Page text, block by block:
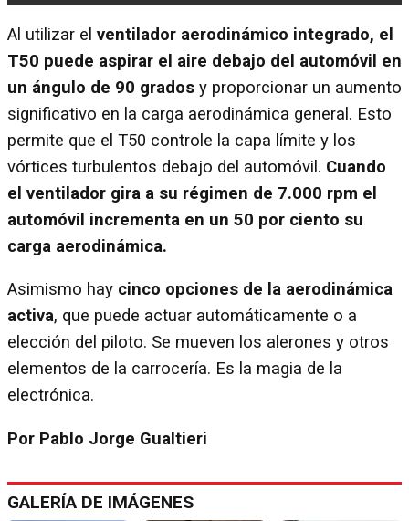
Al utilizar el ventilador aerodinámico integrado, el
T50 puede aspirar el aire debajo del automóvil en
un ángulo de 90 grados y proporcionar un aumento
significativo en la carga aerodinámica general. Esto
permite que el T50 controle la capa límite y los
vórtices turbulentos debajo del automóvil. Cuando
el ventilador gira a su régimen de 7.000 rpm el
automóvil incrementa en un 50 por ciento su
carga aerodinámica.
Asimismo hay cinco opciones de la aerodinámica
activa, que puede actuar automáticamente o a
elección del piloto. Se mueven los alerones y otros
elementos de la carrocería. Es la magia de la
electrónica.
Por Pablo Jorge Gualtieri
GALERÍA DE IMÁGENES